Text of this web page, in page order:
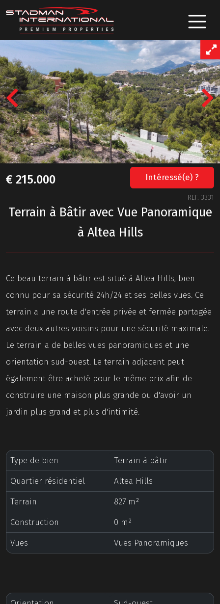
Previous
€ 215.000
REF. 3331
Intéressé(e) ?
Terrain à Bâtir avec Vue Panoramique
à Altea Hills
Ce beau terrain à bâtir est situé à Altea Hills, bien
connu pour sa sécurité 24h/24 et ses belles vues. Ce
terrain a une route d'entrée privée et fermée partagée
avec deux autres voisins pour une sécurité maximale.
Le terrain a de belles vues panoramiques et une
orientation sud-ouest. Le terrain adjacent peut
également être acheté pour le même prix afin de
construire une maison plus grande ou d'avoir un
jardin plus grand et plus d'intimité.
Type de bien
Terrain à bâtir
Quartier résidentiel
Altea Hills
Terrain
827 m²
Construction
0 m²
Vues
Vues Panoramiques